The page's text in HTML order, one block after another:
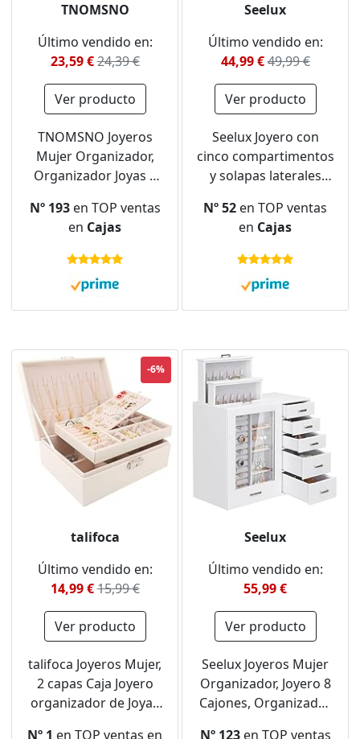
TNOMSNO
Último vendido en:
23,59 €24,39 €
Ver producto
TNOMSNO Joyeros
Mujer Organizador,
Organizador Joyas 3
Organizador, Joyero
Mujer Joyeros Mujer
Organizador Grande
Pendientes, Collares
Nº 193en TOP ventas
en Cajas
Seelux
Último vendido en:
44,99 €49,99 €
Ver producto
Seelux Joyero con
cinco compartimentos
y solapas laterales
Nº 52 en TOP ventas
en Cajas
-6%
talifoca
Último vendido en:
14,99 €15,99 €
Ver producto
talifoca Joyeros Mujer,
2 capas Caja Joyero
organizador de Joyas
Nº 1 en TOP ventas en
Seelux
Último vendido en:
55,99 €
Ver producto
Seelux Joyeros Mujer
Organizador, Joyero 8
Cajones, Organizador
Nº 123en TOP ventas